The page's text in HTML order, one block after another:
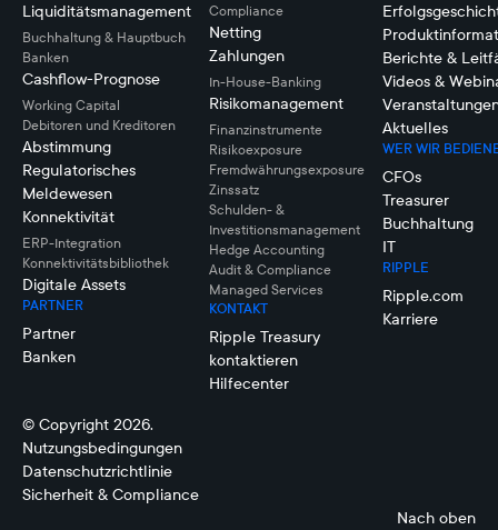
Liquiditätsmanagement
Buchhaltung & Hauptbuch
Banken
Cashflow-Prognose
Working Capital
Debitoren und Kreditoren
Abstimmung
Regulatorisches
Meldewesen
Konnektivität
ERP-Integration
Konnektivitätsbibliothek
Digitale Assets
PARTNER
Partner
Banken
Compliance
Netting
Zahlungen
In-House-Banking
Risikomanagement
Finanzinstrumente
Risikoexposure
Fremdwährungsexposure
Zinssatz
Schulden- &
Investitionsmanagement
Hedge Accounting
Audit & Compliance
Managed Services
KONTAKT
Ripple Treasury
kontaktieren
Hilfecenter
Berichte &
Videos &
Aktuelles
WER WIR
CFOs
Treasurer
Buchhaltung
IT
RIPPLE
Ripple.com
Karriere
© Copyright 2026.
Nutzungsbedingungen
Datenschutzrichtlinie
Sicherheit & Compliance
Nach oben